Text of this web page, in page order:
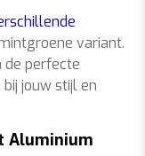
variant.
de perfecte
jouw stijl en
Aluminium